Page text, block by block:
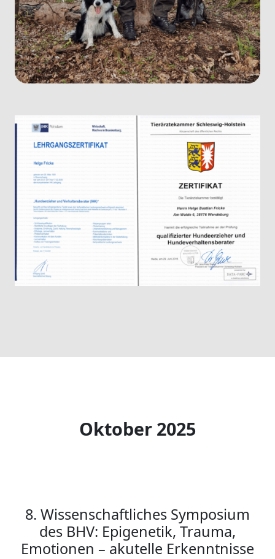
Oktober 2025
8. Wissenschaftliches Symposium
des BHV: Epigenetik, Trauma,
Emotionen – akutelle Erkenntnisse